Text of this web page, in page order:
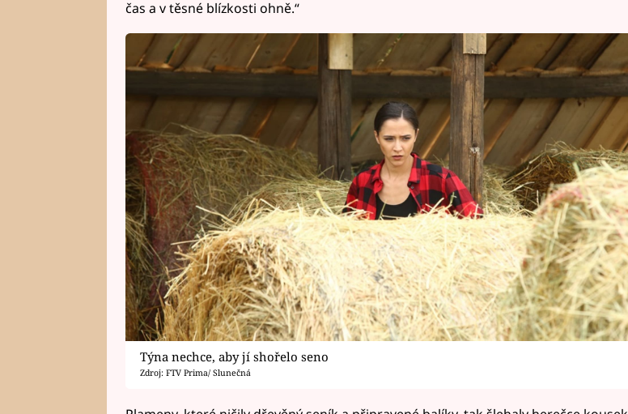
čas a v těsné blízkosti ohně.“
Týna nechce, aby jí shořelo seno
Zdroj: FTV Prima/ Slunečná